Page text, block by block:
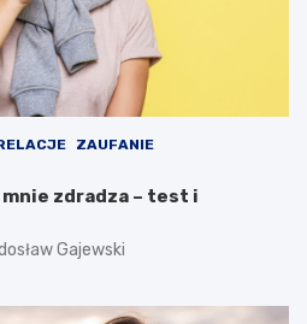
ZAUFANIE
zdradza – test i
Gajewski